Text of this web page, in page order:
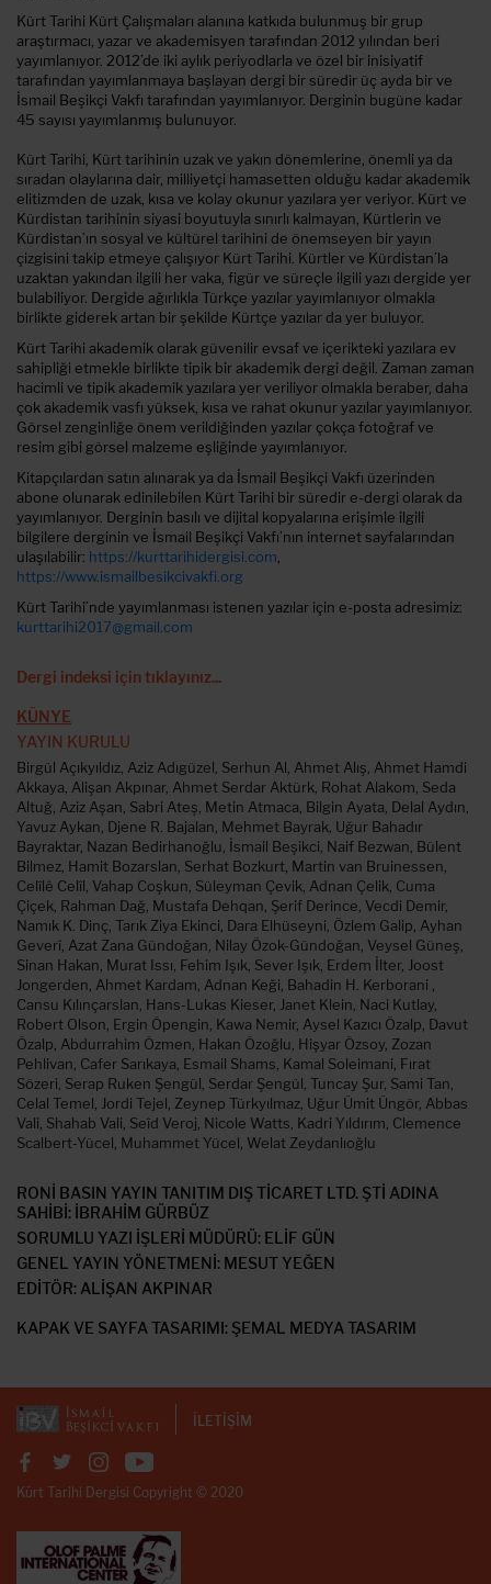
Kürt Tarihi Kürt Çalışmaları alanına katkıda bulunmuş bir grup
araştırmacı, yazar ve akademisyen tarafından 2012 yılından beri
yayımlanıyor. 2012’de iki aylık periyodlarla ve özel bir inisiyatif
tarafından yayımlanmaya başlayan dergi bir süredir üç ayda bir ve
İsmail Beşikçi Vakfı tarafından yayımlanıyor. Derginin bugüne kadar
45 sayısı yayımlanmış bulunuyor.
Kürt Tarihi, Kürt tarihinin uzak ve yakın dönemlerine, önemli ya da
sıradan olaylarına dair, milliyetçi hamasetten olduğu kadar akademik
elitizmden de uzak, kısa ve kolay okunur yazılara yer veriyor. Kürt ve
Kürdistan tarihinin siyasi boyutuyla sınırlı kalmayan, Kürtlerin ve
Kürdistan’ın sosyal ve kültürel tarihini de önemseyen bir yayın
çizgisini takip etmeye çalışıyor Kürt Tarihi. Kürtler ve Kürdistan’la
uzaktan yakından ilgili her vaka, figür ve süreçle ilgili yazı dergide yer
bulabiliyor. Dergide ağırlıkla Türkçe yazılar yayımlanıyor olmakla
birlikte giderek artan bir şekilde Kürtçe yazılar da yer buluyor.
Kürt Tarihi akademik olarak güvenilir evsaf ve içerikteki yazılara ev
sahipliği etmekle birlikte tipik bir akademik dergi değil. Zaman zaman
hacimli ve tipik akademik yazılara yer veriliyor olmakla beraber, daha
çok akademik vasfı yüksek, kısa ve rahat okunur yazılar yayımlanıyor.
Görsel zenginliğe önem verildiğinden yazılar çokça fotoğraf ve
resim gibi görsel malzeme eşliğinde yayımlanıyor.
Kitapçılardan satın alınarak ya da İsmail Beşikçi Vakfı üzerinden
abone olunarak edinilebilen Kürt Tarihi bir süredir e-dergi olarak da
yayımlanıyor. Derginin basılı ve dijital kopyalarına erişimle ilgili
bilgilere derginin ve İsmail Beşikçi Vakfı’nın internet sayfalarından
ulaşılabilir: https://kurttarihidergisi.com
https://www.ismailbesikcivakfi.org
Kürt Tarihi’nde yayımlanması istenen yazılar için e-posta adresimiz:
kurttarihi2017@gmail.com
Dergi indeksi için tıklayınız...
KÜNYE
YAYIN KURULU
Birgül Açıkyıldız, Aziz Adıgüzel, Serhun Al, Ahmet Alış, Ahmet Hamdi
Akkaya, Alişan Akpınar, Ahmet Serdar Aktürk, Rohat Alakom, Seda
Altuğ, Aziz Aşan, Sabri Ateş, Metin Atmaca, Bilgin Ayata, Delal Aydın,
Yavuz Aykan, Djene R. Bajalan, Mehmet Bayrak, Uğur Bahadır
Bayraktar, Nazan Bedirhanoğlu, İsmail Beşikci, Naif Bezwan, Bülent
Bilmez, Hamit Bozarslan, Serhat Bozkurt, Martin van Bruinessen,
Celîlê Celîl, Vahap Coşkun, Süleyman Çevik, Adnan Çelik, Cuma
Çiçek, Rahman Dağ, Mustafa Dehqan, Şerif Derince, Vecdi Demir,
Namık K. Dinç, Tarık Ziya Ekinci, Dara Elhüseyni, Özlem Galip, Ayhan
Geverî, Azat Zana Gündoğan, Nilay Özok-Gündoğan, Veysel Güneş,
Sinan Hakan, Murat Issı, Fehim Işık, Sever Işık, Erdem İlter, Joost
Jongerden, Ahmet Kardam, Adnan Keği, Bahadin H. Kerborani ,
Cansu Kılınçarslan, Hans-Lukas Kieser, Janet Klein, Naci Kutlay,
Robert Olson, Ergin Öpengin, Kawa Nemir, Aysel Kazıcı Özalp, Davut
Özalp, Abdurrahim Özmen, Hakan Özoğlu, Hişyar Özsoy, Zozan
Pehlivan, Cafer Sarıkaya, Esmail Shams, Kamal Soleimani, Fırat
Sözeri, Serap Ruken Şengül, Serdar Şengül, Tuncay Şur, Sami Tan,
Celal Temel, Jordi Tejel, Zeynep Türkyılmaz, Uğur Ümit Üngör, Abbas
Vali, Shahab Vali, Seîd Veroj, Nicole Watts, Kadri Yıldırım, Clemence
Scalbert-Yücel, Muhammet Yücel, Welat Zeydanlıoğlu
RONİ BASIN YAYIN TANITIM DIŞ TİCARET LTD. ŞTİ ADINA
SAHİBİ: İBRAHİM GÜRBÜZ
SORUMLU YAZI İŞLERİ MÜDÜRÜ: ELİF GÜN
GENEL YAYIN YÖNETMENİ: MESUT YEĞEN
EDİTÖR: ALİŞAN AKPINAR
KAPAK VE SAYFA TASARIMI: ŞEMAL MEDYA TASARIM
İLETİŞİM
Kürt Tarihi Dergisi Copyright © 2020